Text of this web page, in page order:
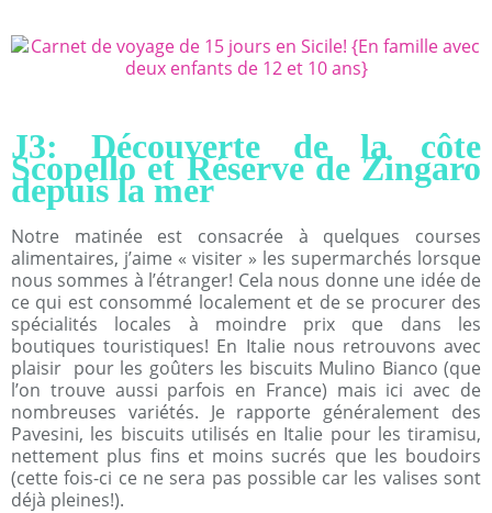
J3: Découverte de la côte
Scopello et Réserve de Zingaro
depuis la mer
Notre matinée est consacrée à quelques courses
alimentaires, j’aime « visiter » les supermarchés lorsque
nous sommes à l’étranger! Cela nous donne une idée de
ce qui est consommé localement et de se procurer des
spécialités locales à moindre prix que dans les
boutiques touristiques! En Italie nous retrouvons avec
plaisir pour les goûters les biscuits Mulino Bianco (que
l’on trouve aussi parfois en France) mais ici avec de
nombreuses variétés. Je rapporte généralement des
Pavesini, les biscuits utilisés en Italie pour les tiramisu,
nettement plus fins et moins sucrés que les boudoirs
(cette fois-ci ce ne sera pas possible car les valises sont
déjà pleines!).